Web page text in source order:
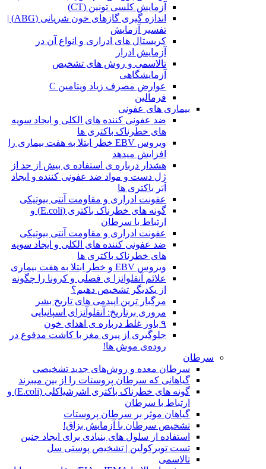
آزمایش کلسی تونین (CT)
اندازه گیری گازهای خون شریانی (ABG) |
تفسیر آزمایش
کریستال ‌های ادراری و انواع آن در
آزمایش ادرار
تالاسمی و روش های تشخیص
آزمایشگاهی
عوارض مصرف زیاد ویتامین C
فرمالین
بیماری های عفونی
ضد عفونی کننده های الکلی و ایجاد سویه
های خطرناک باکتری ها
ویروس EBV خطر ابتلا به هفت بیماری را
افزایش میدهد
هشدار درباره ی استفاده ی بیش از حد از
ژل دست و مواد ضد عفونی کننده و ایجاد
اَبَر باکتری ها
عفونت ادراری و مقاومت آنتی بیوتیکی
گونه های خطرناک باکتری (E.coli) و
ارتباط با سرطان
عفونت ادراری و مقاومت آنتی بیوتیکی
ضد عفونی کننده های الکلی و ایجاد سویه
های خطرناک باکتری ها
ویروس EBV و خطر ابتلا به هفت بیماری
علائم آنفلوانزا ی فصلی و کرونا را چگونه
از یکدیگر تشخیص دهیم؟
مرگبار ترین اپیدمی های تاریخ بشر
مروری برتاریخ: آنفلوآنزای اسپانیایی
۹ باور غلط درباره ی اهدای خون
جلوگیری از پیری مغز با کاشت مدفوع در
روده‌ی موش ها!
سرطان
سرطان معده و روش‌های جدید تشخیصی
گیاهانی که سرطان پروستات را از بین میبرند
گونه های خطرناک باکتری اشرشیاکلی (E.coli) و
ارتباط با سرطان
گیاهان موثر بر سرطان پروستات
تشخیص سرطان با آزمایش بزاق!
استفاده از سلول های بنیادی برای ایجاد جنین
تست توبرکولین | تشخیص پوستی سل
تالاسمی